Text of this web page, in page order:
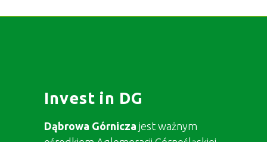
Invest in DG
Dąbrowa Górnicza jest ważnym